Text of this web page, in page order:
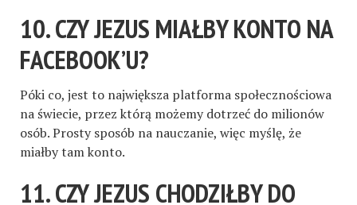
10. CZY JEZUS MIAŁBY KONTO NA
FACEBOOK’U?
Póki co, jest to największa platforma społecznościowa
na świecie, przez którą możemy dotrzeć do milionów
osób. Prosty sposób na nauczanie, więc myślę, że
miałby tam konto.
11. CZY JEZUS CHODZIŁBY DO